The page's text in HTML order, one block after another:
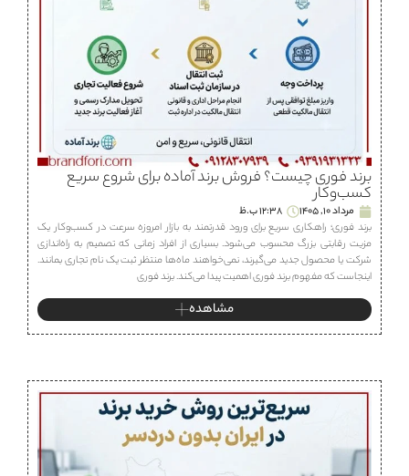
برند فوری چیست؟ فروش برند آماده برای شروع سریع
کسب‌وکار
مرداد 10, 1405
12:38 ب.ظ
برند فوری؛ راهکاری سریع برای ورود قدرتمند به بازار امروزه سرعت در کسب‌وکار یک
مزیت رقابتی بزرگ محسوب می‌شود. بسیاری از افراد زمانی که تصمیم به راه‌اندازی
شرکت یا محصول جدید می‌گیرند، نمی‌خواهند ماه‌ها منتظر ثبت یک نام تجاری بمانند.
اینجاست که مفهوم برند فوری اهمیت پیدا می‌کند. برند فوری
مشاهده